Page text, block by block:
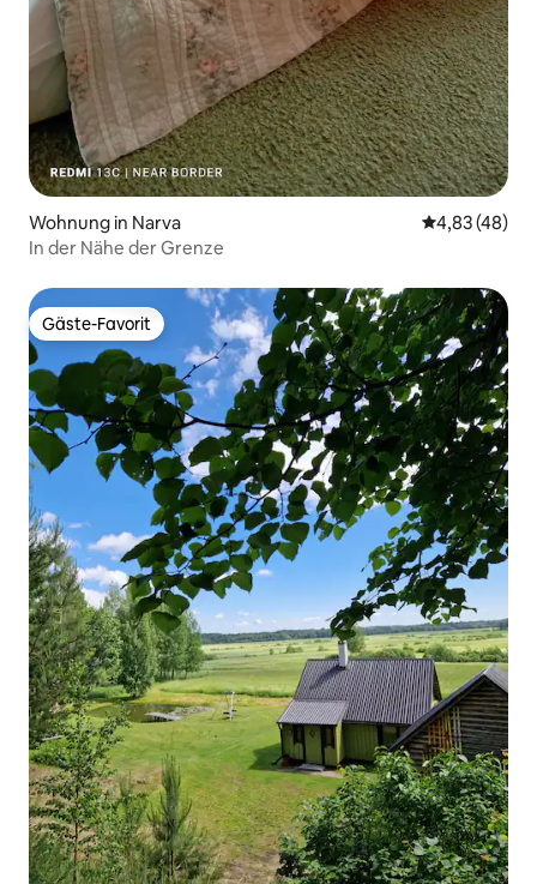
Wohnung in Narva
4,83 (48)
In der Nähe der Grenze
Gäste-Favorit
Gäste-Favorit